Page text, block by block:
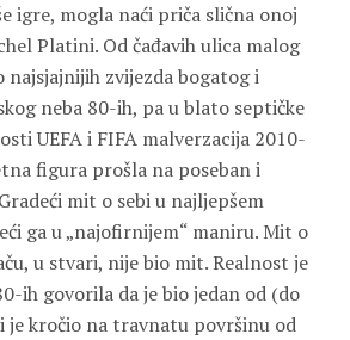
igre, mogla naći priča slična onoj
Platini. Od čađavih ulica malog
najsjajnijih zvijezda bogatog i
neba 80-ih, pa u blato septičke
UEFA i FIFA malverzacija 2010-
figura prošla na poseban i
mit o sebi u najljepšem
ga u „najofirnijem“ maniru. Mit o
u stvari, nije bio mit. Realnost je
ih govorila da je bio jedan od (do
je kročio na travnatu površinu od